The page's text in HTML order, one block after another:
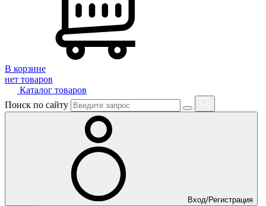
В корзине
нет товаров
Каталог товаров
Поиск по сайту
Вход/Регистрация